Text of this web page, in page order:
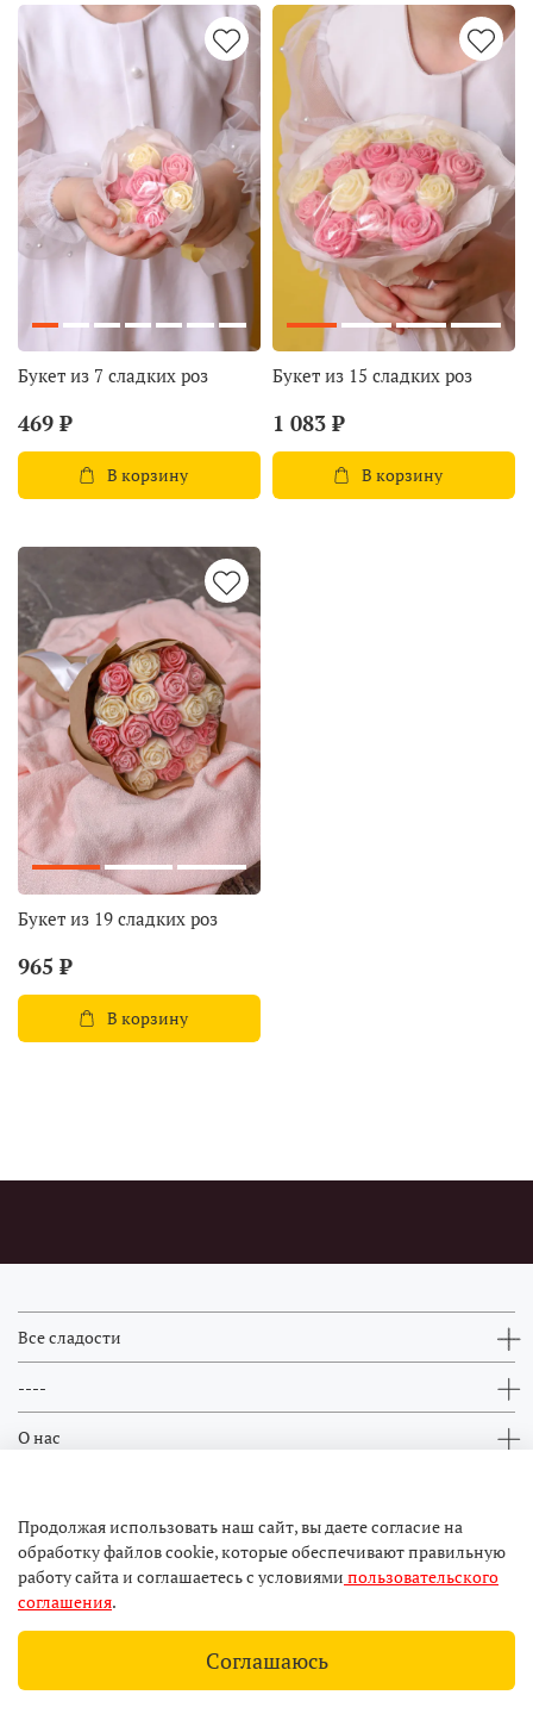
Букет из 7 сладких роз
469 ₽
В корзину
Букет из 15 сладких роз
1 083 ₽
В корзину
Букет из 19 сладких роз
965 ₽
В корзину
Все сладости
----
О нас
Продолжая использовать наш сайт, вы даете согласие на
обработку файлов cookie, которые обеспечивают правильную
работу сайта и соглашаетесь с условиями пользовательского
соглашения.
Соглашаюсь